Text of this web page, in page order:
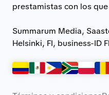
prestamistas con los
Summarum Media,
Helsinki, FI, business-ID